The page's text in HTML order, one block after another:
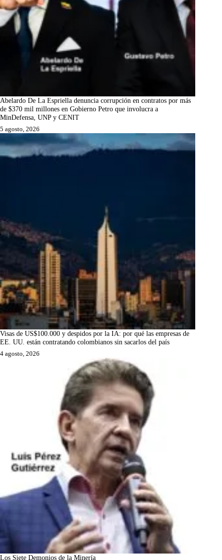
Abelardo De La Espriella denuncia corrupción en contratos por más
de $370 mil millones en Gobierno Petro que involucra a
MinDefensa, UNP y CENIT
5 agosto, 2026
Visas de US$100.000 y despidos por la IA: por qué las empresas de
EE. UU. están contratando colombianos sin sacarlos del país
4 agosto, 2026
Los Siete Demonios de la Minería